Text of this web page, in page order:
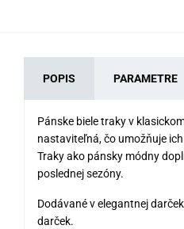
POPIS PARAMETRE
Pánske biele traky v
nastaviteľná, čo umožňuje
Traky ako pánsky módny
poslednej sezóny.
Dodávané v elegantnej
darček.